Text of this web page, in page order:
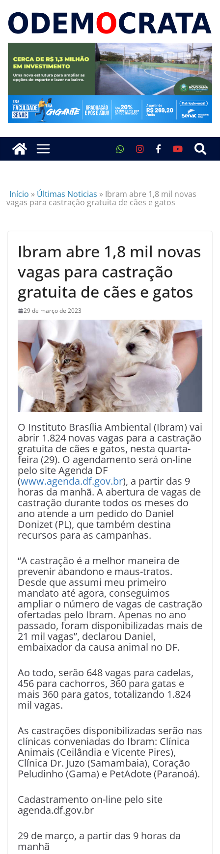
Início » Últimas Noticias » Ibram abre 1,8 mil novas
vagas para castração gratuita de cães e gatos
Ibram abre 1,8 mil novas
vagas para castração
gratuita de cães e gatos
29 de março de 2023
O Instituto Brasília Ambiental (Ibram) vai
abrir 1.824 novas vagas para a castração
gratuita de cães e gatos, nesta quarta-
feira (29). O agendamento será on-line
pelo site Agenda DF
(www.agenda.df.gov.br), a partir das 9
horas da manhã. A abertura de vagas de
castração durante todos os meses do
ano atende a um pedido do Daniel
Donizet (PL), que também destina
recursos para as campanhas.
“A castração é a melhor maneira de
prevenir abandono e maus-tratos.
Desde que assumi meu primeiro
mandato até agora, conseguimos
ampliar o número de vagas de castração
ofertadas pelo Ibram. Apenas no ano
passado, foram disponibilizadas mais de
21 mil vagas”, declarou Daniel,
embaixador da causa animal no DF.
Ao todo, serão 648 vagas para cadelas,
456 para cachorros, 360 para gatas e
mais 360 para gatos, totalizando 1.824
mil vagas.
As castrações disponibilizadas serão nas
clínicas conveniadas do Ibram: Clínica
Animais (Ceilândia e Vicente Pires),
Clínica Dr. Juzo (Samambaia), Coração
Peludinho (Gama) e PetAdote (Paranoá).
Cadastramento on-line pelo site
agenda.df.gov.br
29 de março, a partir das 9 horas da
manhã